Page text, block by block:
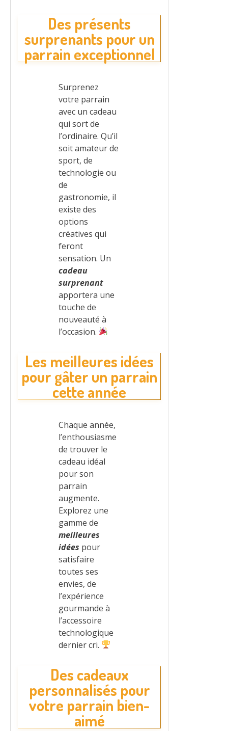
Des présents
surprenants pour un
parrain exceptionnel
Surprenez
votre parrain
avec un cadeau
qui sort de
l’ordinaire. Qu’il
soit amateur de
sport, de
technologie ou
de
gastronomie, il
existe des
options
créatives qui
feront
sensation. Un
cadeau
surprenant
apportera une
touche de
nouveauté à
l’occasion.
Les meilleures idées
pour gâter un parrain
cette année
Chaque année,
l’enthousiasme
de trouver le
cadeau idéal
pour son
parrain
augmente.
Explorez une
gamme de
meilleures
idées pour
satisfaire
toutes ses
envies, de
l’expérience
gourmande à
l’accessoire
technologique
dernier cri.
Des cadeaux
personnalisés pour
votre parrain bien-
aimé